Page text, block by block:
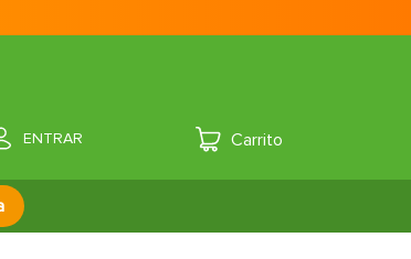
ENTRAR